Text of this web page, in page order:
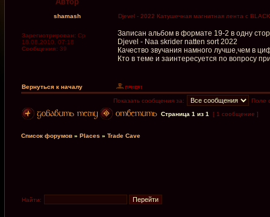
shamash Djevel - 2022 Катушечная магнитная лента с
Зарегистрирован: Ср
18.08.2010, 07:18
Сообщения: 39
Записан альбом в формате 19-2 в одну
Djevel - Naa skrider natten sort 2022
Качество звучания намного лучше,чем в
Кто в теме и заинтересуется по вопросу
Вернуться к началу
Показать сообщения за:
Поле
Страница 1 из 1 [ 1 сообщение ]
Список форумов » Places » Trade Cave
Найти: